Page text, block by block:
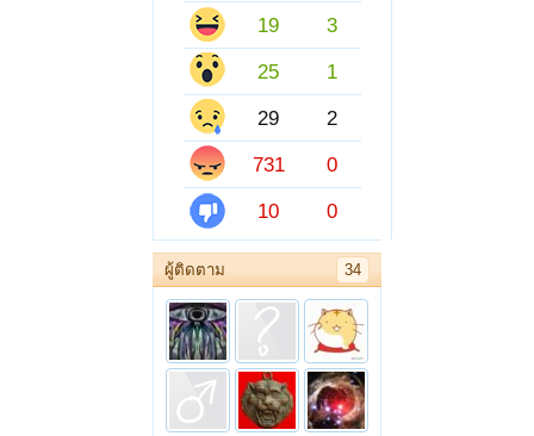
19
3
25
1
29
2
731
0
10
0
ผู้ติดตาม 34